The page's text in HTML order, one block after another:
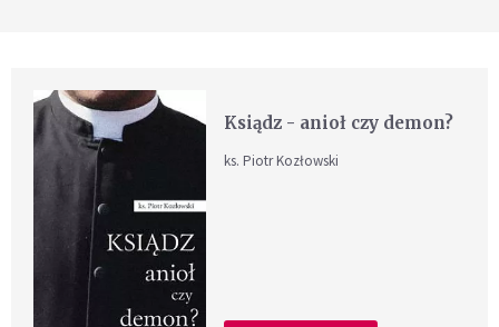
Ksiądz - anioł czy demon?
ks. Piotr Kozłowski